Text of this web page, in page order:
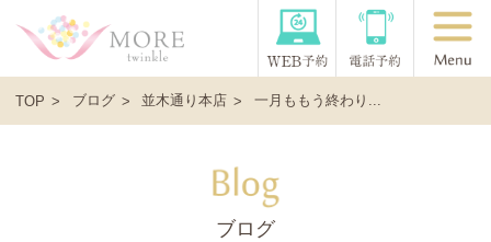
TOP ブログ 並木通り本店 一月ももう終わり...
ブログ